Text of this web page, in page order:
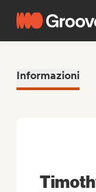
Informazioni